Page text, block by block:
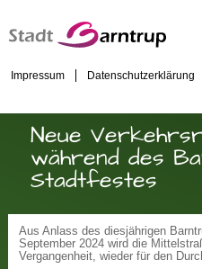
Impressum Datenschutzerklärung
Neue
während des
Stadtfestes
Aus Anlass des diesjährigen
September 2024 wird die
Vergangenheit, wieder für den